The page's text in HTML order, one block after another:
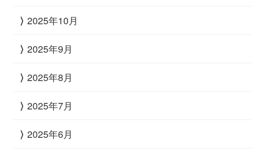
2025年10月
2025年9月
2025年8月
2025年7月
2025年6月